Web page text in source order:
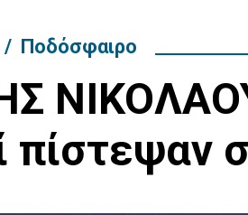
/ Ποδόσφαιρο
πίστεψαν